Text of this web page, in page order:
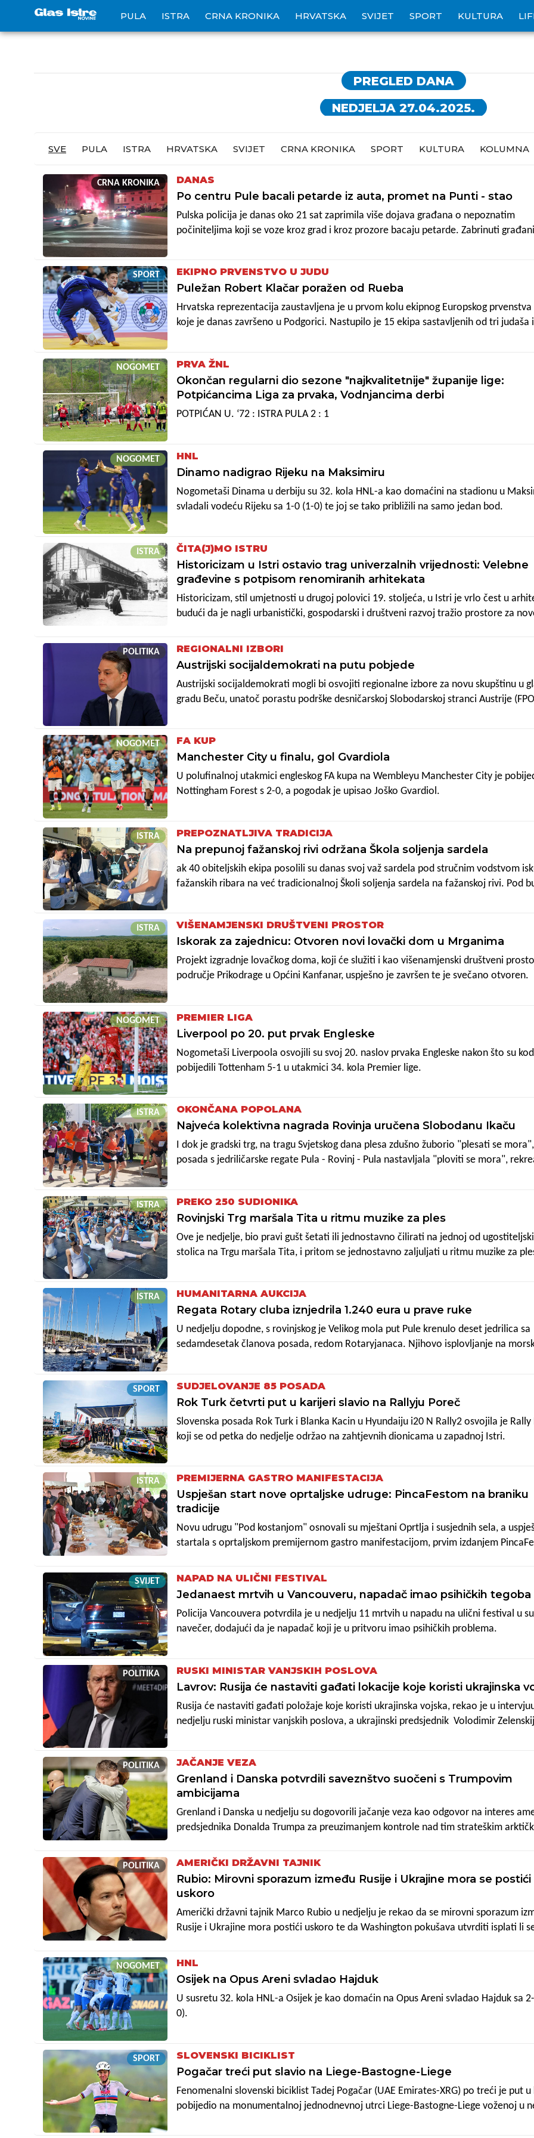
PULA ISTRA CRNA KRONIKA HRVATSKA SVIJET SPORT KULTURA
PREGLED DANA
NEDJELJA 27.04.2025.
SVE PULA ISTRA HRVATSKA SVIJET CRNA KRONIKA SPORT KULTURA KOLUMNA
CRNA KRONIKA DANAS
Po centru Pule bacali petarde iz auta, promet na Punti - stao
Pulska policija je danas oko 21 sat zaprimila više dojava građana o nepoznatim
počiniteljima koji se voze kroz grad i kroz prozore bacaju petarde. Zabrinuti
SPORT EKIPNO PRVENSTVO U JUDU
Puležan Robert Klačar poražen od Rueba
Hrvatska reprezentacija zaustavljena je u prvom kolu ekipnog Europskog prvenstva
koje je danas završeno u Podgorici. Nastupilo je 15 ekipa sastavljenih od tri judaša
medalja na pojedinačnom prvenstvu, a niti s petom, Italijom, nije se mogla susresti
obračuna za odličja.
NOGOMET PRVA ŽNL
Okončan regularni dio sezone "najkvalitetnije" županije lige:
Potpićancima Liga za prvaka, Vodnjancima derbi
POTPIĆAN U. ‘72 : ISTRA PULA 2 : 1
NOGOMET HNL
Dinamo nadigrao Rijeku na Maksimiru
Nogometaši Dinama u derbiju su 32. kola HNL-a kao domaćini na stadionu u
svladali vodeću Rijeku sa 1-0 (1-0) te joj se tako približili na samo jedan bod.
ISTRA ČITA(J)MO ISTRU
Historicizam u Istri ostavio trag univerzalnih vrijednosti: Velebne
građevine s potpisom renomiranih arhitekata
Historicizam, stil umjetnosti u drugoj polovici 19. stoljeća, u Istri je vrlo čest u
budući da je nagli urbanistički, gospodarski i društveni razvoj tražio prostore za
naručitelja i namjenu.
POLITIKA REGIONALNI IZBORI
Austrijski socijaldemokrati na putu pobjede
Austrijski socijaldemokrati mogli bi osvojiti regionalne izbore za novu skupštinu u
gradu Beču, unatoč porastu podrške desničarskoj Slobodarskoj stranci Austrije
NOGOMET FA KUP
Manchester City u finalu, gol Gvardiola
U polufinalnoj utakmici engleskog FA kupa na Wembleyu Manchester City je
Nottingham Forest s 2-0, a pogodak je upisao Joško Gvardiol.
ISTRA PREPOZNATLJIVA TRADICIJA
Na prepunoj fažanskoj rivi održana Škola soljenja sardela
ak 40 obiteljskih ekipa posolili su danas svoj važ sardela pod stručnim vodstvom
fažanskih ribara na već tradicionalnoj Školi soljenja sardela na fažanskoj rivi. Pod
ISTRA VIŠENAMJENSKI DRUŠTVENI PROSTOR
Iskorak za zajednicu: Otvoren novi lovački dom u Mrganima
Projekt izgradnje lovačkog doma, koji će služiti i kao višenamjenski društveni
područje Prikodrage u Općini Kanfanar, uspješno je završen te je svečano otvoren.
NOGOMET PREMIER LIGA
Liverpool po 20. put prvak Engleske
Nogometaši Liverpoola osvojili su svoj 20. naslov prvaka Engleske nakon što su
pobijedili Tottenham 5-1 u utakmici 34. kola Premier lige.
ISTRA OKONČANA POPOLANA
Najveća kolektivna nagrada Rovinja uručena Slobodanu Ikaču
I dok je gradski trg, na tragu Svjetskog dana plesa zdušno žuborio "plesati se
posada s jedriličarske regate Pula - Rovinj - Pula nastavljala "ploviti se mora",
ISTRA PREKO 250 SUDIONIKA
Rovinjski Trg maršala Tita u ritmu muzike za ples
Ove je nedjelje, bio pravi gušt šetati ili jednostavno čilirati na jednoj od
stolica na Trgu maršala Tita, i pritom se jednostavno zaljuljati u ritmu muzike za
dan plesa.
ISTRA HUMANITARNA AUKCIJA
Regata Rotary cluba iznjedrila 1.240 eura u prave ruke
U nedjelju dopodne, s rovinjskog je Velikog mola put Pule krenulo deset jedrilica sa
sedamdesetak članova posada, redom Rotaryjanaca. Njihovo isplovljanje na
SPORT SUDJELOVANJE 85 POSADA
Rok Turk četvrti put u karijeri slavio na Rallyju Poreč
Slovenska posada Rok Turk i Blanka Kacin u Hyundaiju i20 N Rally2 osvojila je Rally
koji se od petka do nedjelje održao na zahtjevnih dionicama u zapadnoj Istri.
ISTRA PREMIJERNA GASTRO MANIFESTACIJA
Uspješan start nove oprtaljske udruge: PincaFestom na braniku
tradicije
Novu udrugu "Pod kostanjom" osnovali su mještani Oprtlja i susjednih sela, a
startala s oprtaljskom premijernom gastro manifestacijom, prvim izdanjem
središnji je ukras istarskog blagdanskog stola za Uskrs pa su se u novoj udruzi odlučili
startati upravo s proljetnom manifestacijom koja je posvećena ovoj gastronomskoj
SVIJET NAPAD NA ULIČNI FESTIVAL
Jedanaest mrtvih u Vancouveru, napadač imao psihičkih tegoba
Policija Vancouvera potvrdila je u nedjelju 11 mrtvih u napadu na ulični festival u
navečer, dodajući da je napadač koji je u pritvoru imao psihičkih problema.
POLITIKA RUSKI MINISTAR VANJSKIH POSLOVA
Lavrov: Rusija će nastaviti gađati lokacije koje koristi ukrajinska
Rusija će nastaviti gađati položaje koje koristi ukrajinska vojska, rekao je u
nedjelju ruski ministar vanjskih poslova, a ukrajinski predsjednik Volodimir
POLITIKA JAČANJE VEZA
Grenland i Danska potvrdili saveznštvo suočeni s Trumpovim
ambicijama
Grenland i Danska u nedjelju su dogovorili jačanje veza kao odgovor na interes
predsjednika Donalda Trumpa za preuzimanjem kontrole nad tim strateškim
POLITIKA AMERIČKI DRŽAVNI TAJNIK
Rubio: Mirovni sporazum između Rusije i Ukrajine mora se postići
uskoro
Američki državni tajnik Marco Rubio u nedjelju je rekao da se mirovni sporazum
Rusije i Ukrajine mora postići uskoro te da Washington pokušava utvrditi isplati li
NOGOMET HNL
Osijek na Opus Areni svladao Hajduk
U susretu 32. kola HNL-a Osijek je kao domaćin na Opus Areni svladao Hajduk sa
0).
SPORT SLOVENSKI BICIKLIST
Pogačar treći put slavio na Liege-Bastogne-Liege
Fenomenalni slovenski biciklist Tadej Pogačar (UAE Emirates-XRG) po treći je put
pobijedio na monumentalnoj jednodnevnoj utrci Liege-Bastogne-Liege voženoj u